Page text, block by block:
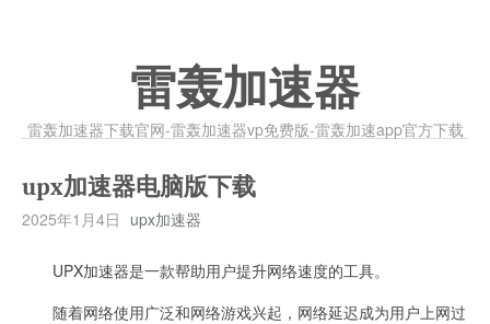
雷轰加速器
雷轰加速器下载官网-雷轰加速器vp免费版-雷轰加速app官方下载
upx加速器电脑版下载
2025年1月4日 upx加速器
UPX加速器是一款帮助用户提升网络速度的工具。
随着网络使用广泛和网络游戏兴起，网络延迟成为用户上网过